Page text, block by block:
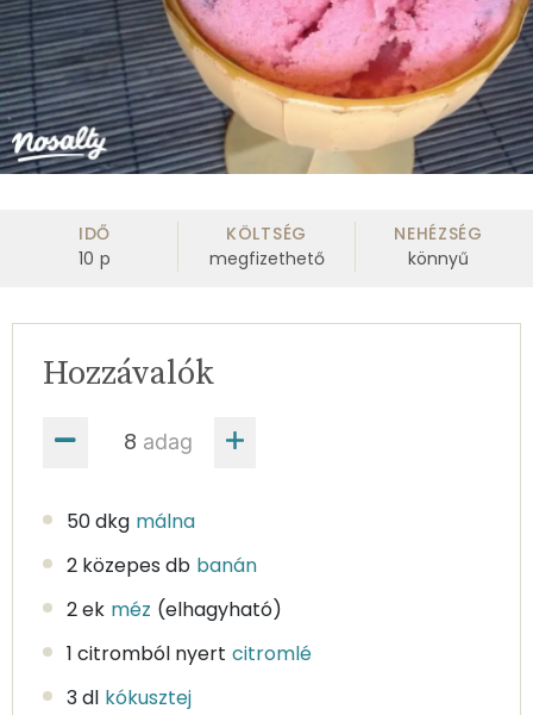
IDŐ
10 p
KÖLTSÉG
megfizethető
NEHÉZSÉG
könnyű
adag
Hozzávalók
50 dkg málna
2 közepes db banán
2 ek méz (elhagyható)
1 citromból nyert citromlé
3 dl kókusztej